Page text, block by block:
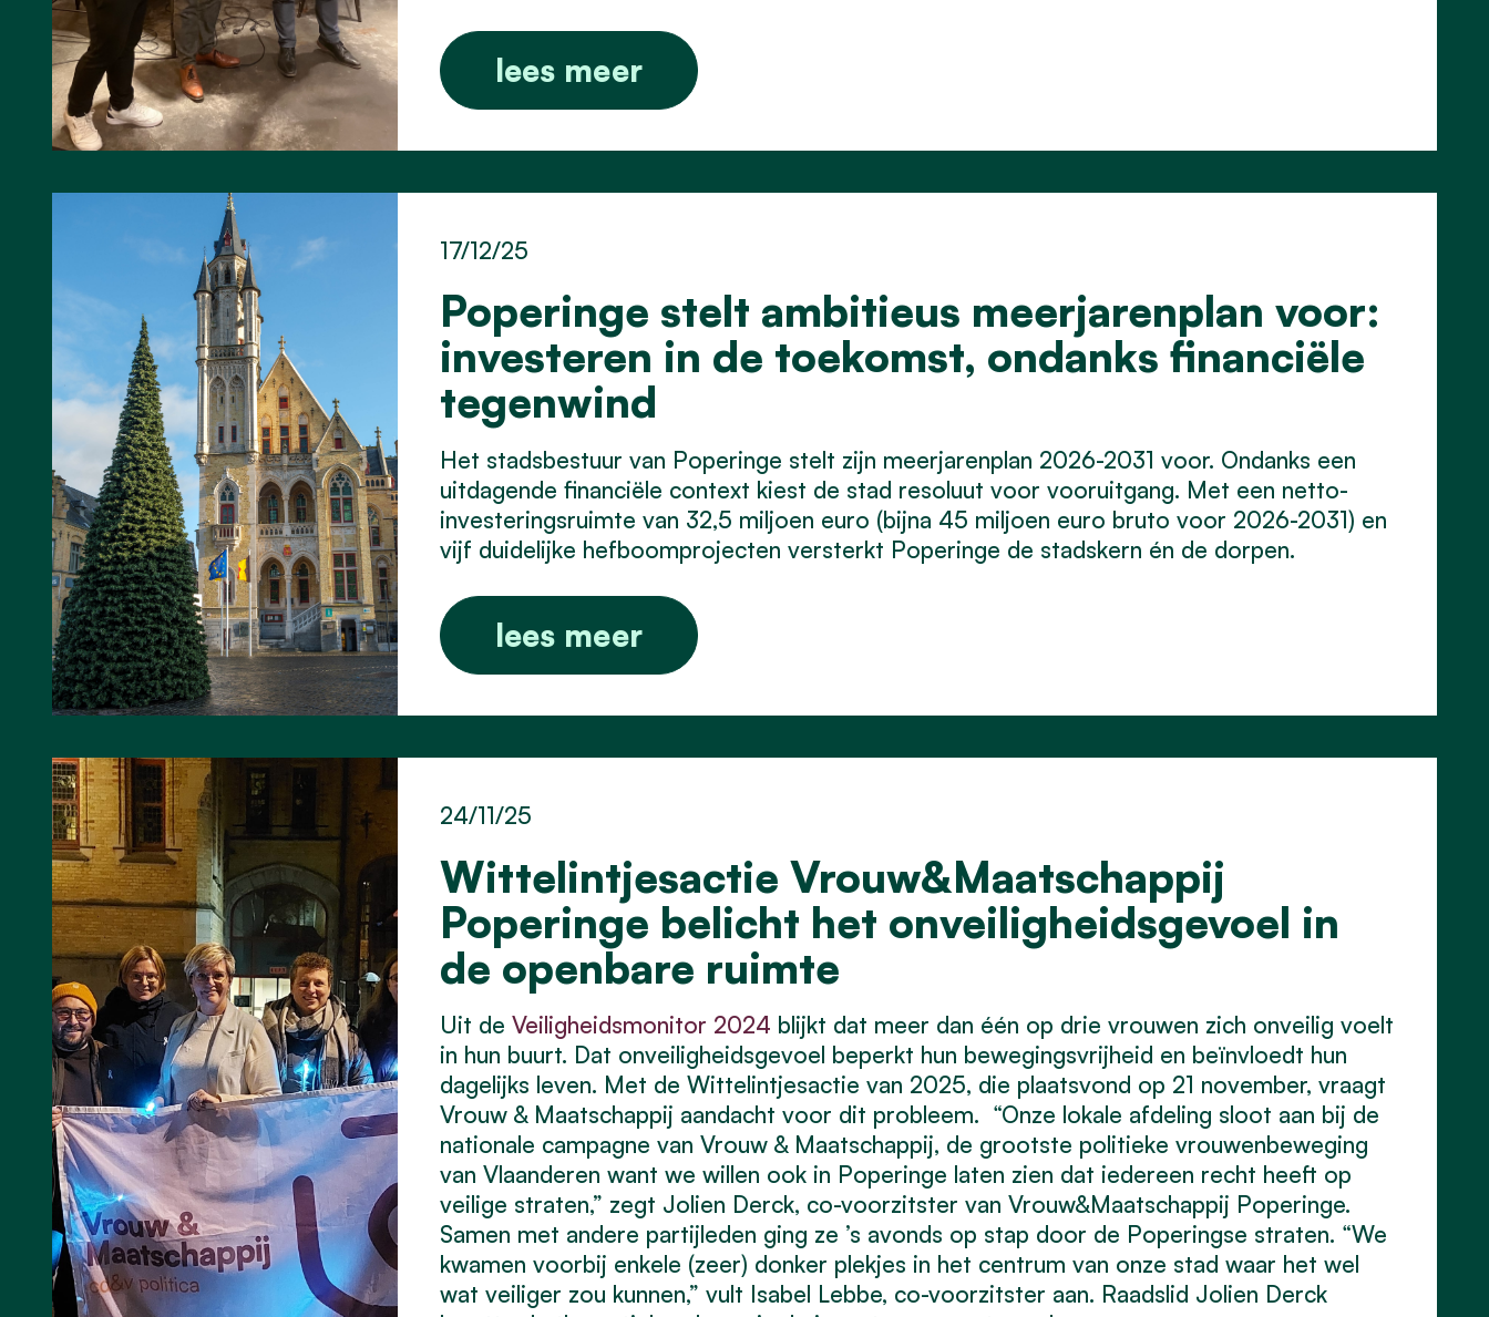
lees meer
Poperinge stelt ambitieus meerjarenplan voor:
investeren in de toekomst, ondanks financiële
tegenwind
17/12/25
Het stadsbestuur van Poperinge stelt zijn meerjarenplan 2026-2031 voor. Ondanks een
uitdagende financiële context kiest de stad resoluut voor vooruitgang. Met een netto-
investeringsruimte van 32,5 miljoen euro (bijna 45 miljoen euro bruto voor 2026-2031) en
vijf duidelijke hefboomprojecten versterkt Poperinge de stadskern én de dorpen.
lees meer
Wittelintjesactie Vrouw&Maatschappij
Poperinge belicht het onveiligheidsgevoel in
de openbare ruimte
24/11/25
Uit de Veiligheidsmonitor 2024 blijkt dat meer dan één op drie vrouwen zich onveilig voelt
in hun buurt. Dat onveiligheidsgevoel beperkt hun bewegingsvrijheid en beïnvloedt hun
dagelijks leven. Met de Wittelintjesactie van 2025, die plaatsvond op 21 november, vraagt
Vrouw & Maatschappij aandacht voor dit probleem. “Onze lokale afdeling sloot aan bij de
nationale campagne van Vrouw & Maatschappij, de grootste politieke vrouwenbeweging
van Vlaanderen want we willen ook in Poperinge laten zien dat iedereen recht heeft op
veilige straten,” zegt Jolien Derck, co-voorzitster van Vrouw&Maatschappij Poperinge.
Samen met andere partijleden ging ze ’s avonds op stap door de Poperingse straten. “We
kwamen voorbij enkele (zeer) donker plekjes in het centrum van onze stad waar het wel
wat veiliger zou kunnen,” vult Isabel Lebbe, co-voorzitster aan. Raadslid Jolien Derck